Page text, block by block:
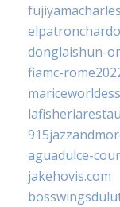
donglaishun-
fiamc-
aguadulce-
jakehovis.com